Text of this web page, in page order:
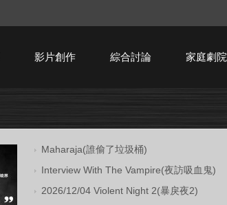
影片創作 綜合討論 家庭劇院
Maharaja(誰偷了垃圾桶)
Interview With The Vampire(夜訪吸血鬼)
2026/12/04 Violent Night 2(暴戾夜2)